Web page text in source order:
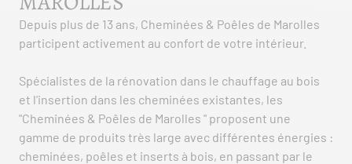
Depuis plus de 13 ans, Cheminées & Poêles de Marolles
participent activement au confort de votre intérieur.
Spécialistes de la rénovation dans le chauffage au bois
et l'insertion dans les cheminées existantes, les
"Cheminées & Poêles de Marolles " proposent une
gamme de produits très large avec différentes énergies :
cheminées, poêles et inserts à bois, en passant par le